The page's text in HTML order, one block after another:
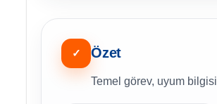
✓ Özet
Temel görev, uyum